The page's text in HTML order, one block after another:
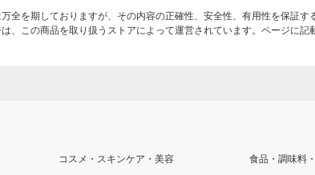
全を期しておりますが、その内容の正確性、安全性、有用性を保証す
、この商品を取り扱うストアによって運営されています。ページに
コスメ・スキンケア・美容 食品・調味料